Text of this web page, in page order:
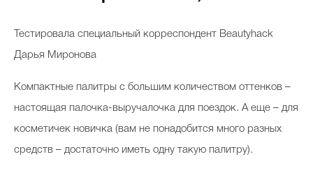
Тестировала специальный корреспондент Beautyhack
Дарья Миронова
Компактные палитры с большим количеством оттенков –
настоящая палочка-выручалочка для поездок. А еще – для
косметичек новичка (вам не понадобится много разных
средств – достаточно иметь одну такую палитру).